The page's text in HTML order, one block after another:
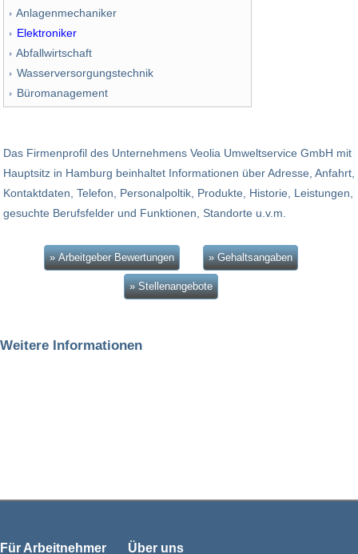
Anlagenmechaniker
Elektroniker
Abfallwirtschaft
Wasserversorgungstechnik
Büromanagement
Das Firmenprofil des Unternehmens Veolia Umweltservice GmbH mit
Hauptsitz in Hamburg beinhaltet Informationen über Adresse, Anfahrt,
Kontaktdaten, Telefon, Personalpoltik, Produkte, Historie, Leistungen,
gesuchte Berufsfelder und Funktionen, Standorte u.v.m.
» Arbeitgeber Bewertungen » Gehaltsangaben
» Stellenangebote
Weitere Informationen
Für Arbeitnehmer Über uns